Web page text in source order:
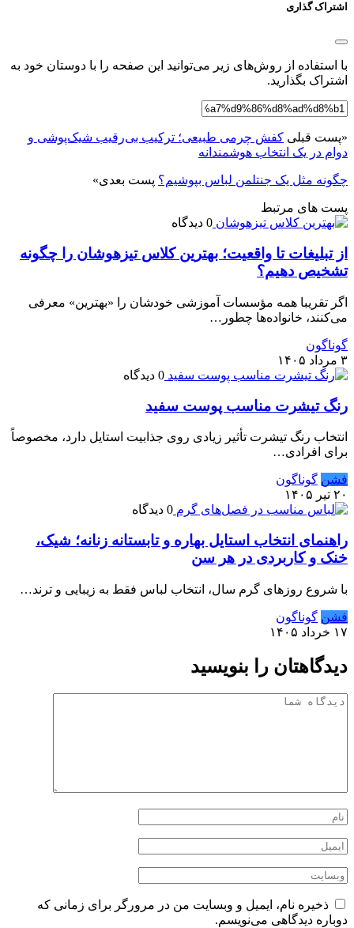
اشتراک گذاری
با استفاده از روش‌های زیر می‌توانید این صفحه را با دوستان خود به
اشتراک بگذارید.
«پست قبلی کفش چرمی طبیعی؛ ترکیب بی‌رقیب شیک‌پوشی و
دوام در یک انتخاب هوشمندانه
چگونه مثل یک جنتلمن لباس بپوشیم؟ پست بعدی»
پست های مرتبط
0 دیدگاه
از تبلیغات تا واقعیت؛ بهترین کلاس تیزهوشان را چگونه
تشخیص دهیم؟
اگر تقریبا همه مؤسسات آموزشی خودشان را «بهترین» معرفی
می‌کنند، خانواده‌ها چطور…
گوناگون
۳ مرداد ۱۴۰۵
0 دیدگاه
رنگ تیشرت مناسب پوست سفید
انتخاب رنگ تیشرت تأثیر زیادی روی جذابیت استایل دارد، مخصوصاً
برای افرادی…
فشن گوناگون
۲۰ تیر ۱۴۰۵
0 دیدگاه
راهنمای انتخاب استایل بهاره و تابستانه زنانه؛ شیک،
خنک و کاربردی در هر سن
با شروع روزهای گرم سال، انتخاب لباس فقط به زیبایی و ترند…
فشن گوناگون
۱۷ خرداد ۱۴۰۵
دیدگاهتان را بنویسید
ذخیره نام، ایمیل و وبسایت من در مرورگر برای زمانی که
دوباره دیدگاهی می‌نویسم.